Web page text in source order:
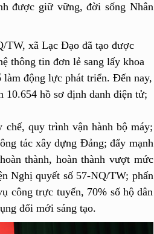
được giữ vững, đời sống Nhân
TW, xã Lạc Đạo đã tạo được
thông tin đơn lẻ sang lấy khoa
làm động lực phát triển. Đến nay,
10.654 hồ sơ định danh điện tử;
quy trình vận hành bộ máy;
tác xây dựng Đảng; đẩy mạnh
thành, hoàn thành vượt mức
Nghị quyết số 57-NQ/TW; phấn
công trực tuyến, 70% số hộ dân
đổi mới sáng tạo.